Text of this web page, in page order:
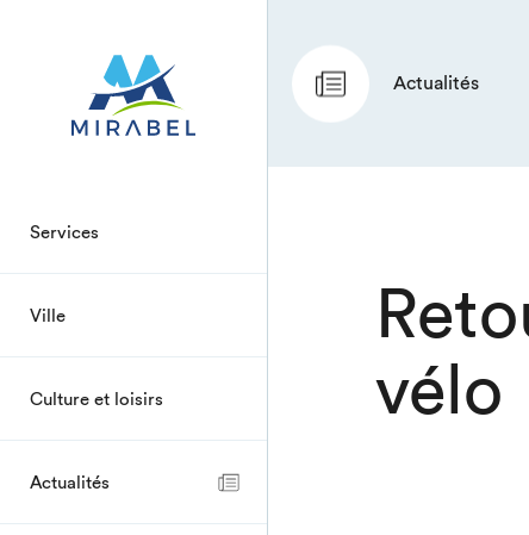
Services
Ville
Culture et loisirs
Actualités
Actualités
vélo